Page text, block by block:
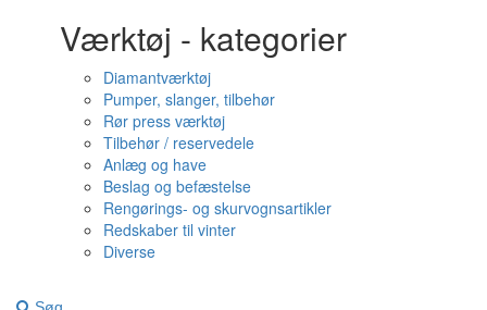
Værktøj - kategorier
Diamantværktøj
Pumper, slanger, tilbehør
Rør press værktøj
Tilbehør / reservedele
Anlæg og have
Beslag og befæstelse
Rengørings- og skurvognsartikler
Redskaber til vinter
Diverse